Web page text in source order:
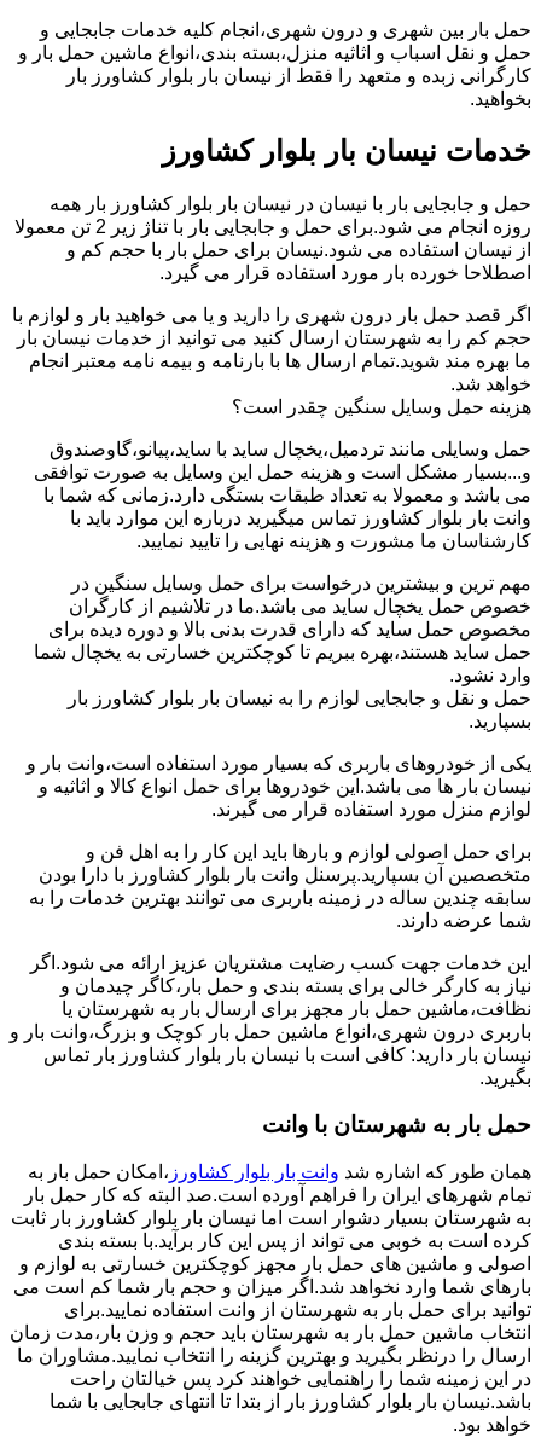
حمل بار بین شهری و درون شهری،انجام کلیه خدمات جابجایی و
حمل و نقل اسباب و اثاثیه منزل،بسته بندی،انواع ماشین حمل بار و
کارگرانی زبده و متعهد را فقط از نیسان بار بلوار کشاورز بار
بخواهید.
خدمات نیسان بار بلوار کشاورز
حمل و جابجایی بار با نیسان در نیسان بار بلوار کشاورز بار همه
روزه انجام می شود.برای حمل و جابجایی بار با تناژ زیر 2 تن معمولا
از نیسان استفاده می شود.نیسان برای حمل بار با حجم کم و
اصطلاحا خورده بار مورد استفاده قرار می گیرد.
اگر قصد حمل بار درون شهری را دارید و یا می خواهید بار و لوازم با
حجم کم را به شهرستان ارسال کنید می توانید از خدمات نیسان بار
ما بهره مند شوید.تمام ارسال ها با بارنامه و بیمه نامه معتبر انجام
خواهد شد.
هزینه حمل وسایل سنگین چقدر است؟
حمل وسایلی مانند تردمیل،یخچال ساید با ساید،پیانو،گاوصندوق
و...بسیار مشکل است و هزینه حمل این وسایل به صورت توافقی
می باشد و معمولا به تعداد طبقات بستگی دارد.زمانی که شما با
وانت بار بلوار کشاورز تماس میگیرید درباره این موارد باید با
کارشناسان ما مشورت و هزینه نهایی را تایید نمایید.
مهم ترین و بیشترین درخواست برای حمل وسایل سنگین در
خصوص حمل یخچال ساید می باشد.ما در تلاشیم از کارگران
مخصوص حمل ساید که دارای قدرت بدنی بالا و دوره دیده برای
حمل ساید هستند،بهره ببریم تا کوچکترین خسارتی به یخچال شما
وارد نشود.
حمل و نقل و جابجایی لوازم را به نیسان بار بلوار کشاورز بار
بسپارید.
یکی از خودروهای باربری که بسیار مورد استفاده است،وانت بار و
نیسان بار ها می باشد.این خودروها برای حمل انواع کالا و اثاثیه و
لوازم منزل مورد استفاده قرار می گیرند.
برای حمل اصولی لوازم و بارها باید این کار را به اهل فن و
متخصصین آن بسپارید.پرسنل وانت بار بلوار کشاورز با دارا بودن
سابقه چندین ساله در زمینه باربری می توانند بهترین خدمات را به
شما عرضه دارند.
این خدمات جهت کسب رضایت مشتریان عزیز ارائه می شود.اگر
نیاز به کارگر خالی برای بسته بندی و حمل بار،کاگر چیدمان و
نظافت،ماشین حمل بار مجهز برای ارسال بار به شهرستان یا
باربری درون شهری،انواع ماشین حمل بار کوچک و بزرگ،وانت بار و
نیسان بار دارید: کافی است با نیسان بار بلوار کشاورز بار تماس
بگیرید.
حمل بار به شهرستان با وانت
همان طور که اشاره شد وانت بار بلوار کشاورز ،امکان حمل بار به
تمام شهرهای ایران را فراهم آورده است.صد البته که کار حمل بار
به شهرستان بسیار دشوار است اما نیسان بار بلوار کشاورز بار ثابت
کرده است به خوبی می تواند از پس این کار برآید.با بسته بندی
اصولی و ماشین های حمل بار مجهز کوچکترین خسارتی به لوازم و
بارهای شما وارد نخواهد شد.اگر میزان و حجم بار شما کم است می
توانید برای حمل بار به شهرستان از وانت استفاده نمایید.برای
انتخاب ماشین حمل بار به شهرستان باید حجم و وزن بار،مدت زمان
ارسال را درنظر بگیرید و بهترین گزینه را انتخاب نمایید.مشاوران ما
در این زمینه شما را راهنمایی خواهند کرد پس خیالتان راحت
باشد.نیسان بار بلوار کشاورز بار از بتدا تا انتهای جابجایی با شما
خواهد بود.